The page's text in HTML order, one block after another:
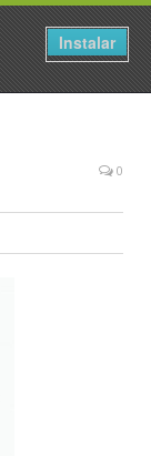
Instalar
0